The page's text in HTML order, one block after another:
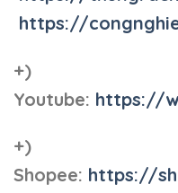
https://
+)
Youtube: https://
+)
Shopee: https://